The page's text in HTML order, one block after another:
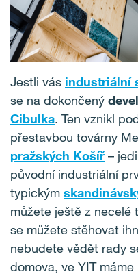
Jestli vás industriální
se na dokončený
Cibulka. Ten vznikl
přestavbou továrny
pražských Košíř –
původní industriální
typickým
můžete ještě z necelé
se můžete stěhovat
nebudete vědět rady
domova, ve YIT